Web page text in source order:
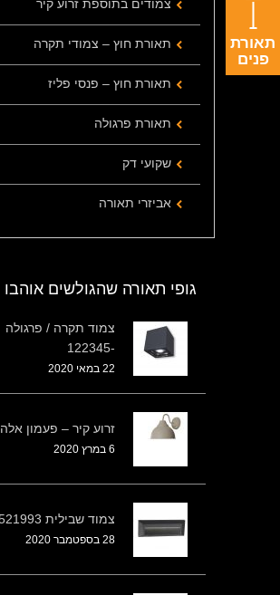
צמודים בתוספת זרוע קיר
תאורת חוץ – צמודי תקרה
תאורת חוץ – פנסי פליז
תאורת פרגולה
שקועי דק
אביזרי תאורה
גופי תאורה שהגולשים אוהבו
צמוד תקרה / פרגולה
-122345
22 במאי 2020
זרוע קיר – פעמון אלה
6 במרץ 2020
צמוד שבילית 521993
28 בספטמבר 2020
תאורת
פנים